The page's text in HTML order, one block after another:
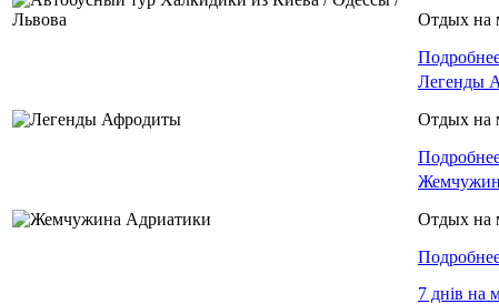
Отдых на
Легенды
Отдых на
Отдых на
7 днів на